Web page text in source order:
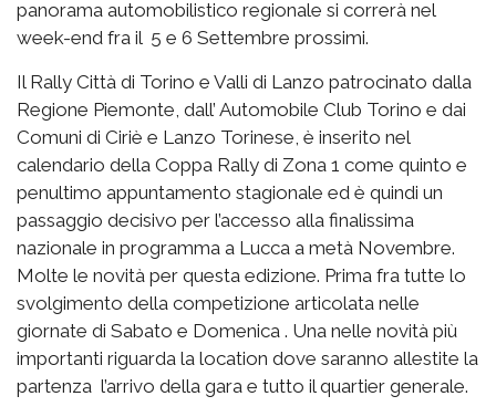
panorama automobilistico regionale si correrà nel
week-end fra il 5 e 6 Settembre prossimi.
Il Rally Città di Torino e Valli di Lanzo patrocinato dalla
Regione Piemonte, dall’ Automobile Club Torino e dai
Comuni di Ciriè e Lanzo Torinese, è inserito nel
calendario della Coppa Rally di Zona 1 come quinto e
penultimo appuntamento stagionale ed è quindi un
passaggio decisivo per l’accesso alla finalissima
nazionale in programma a Lucca a metà Novembre.
Molte le novità per questa edizione. Prima fra tutte lo
svolgimento della competizione articolata nelle
giornate di Sabato e Domenica . Una nelle novità più
importanti riguarda la location dove saranno allestite la
partenza l’arrivo della gara e tutto il quartier generale.